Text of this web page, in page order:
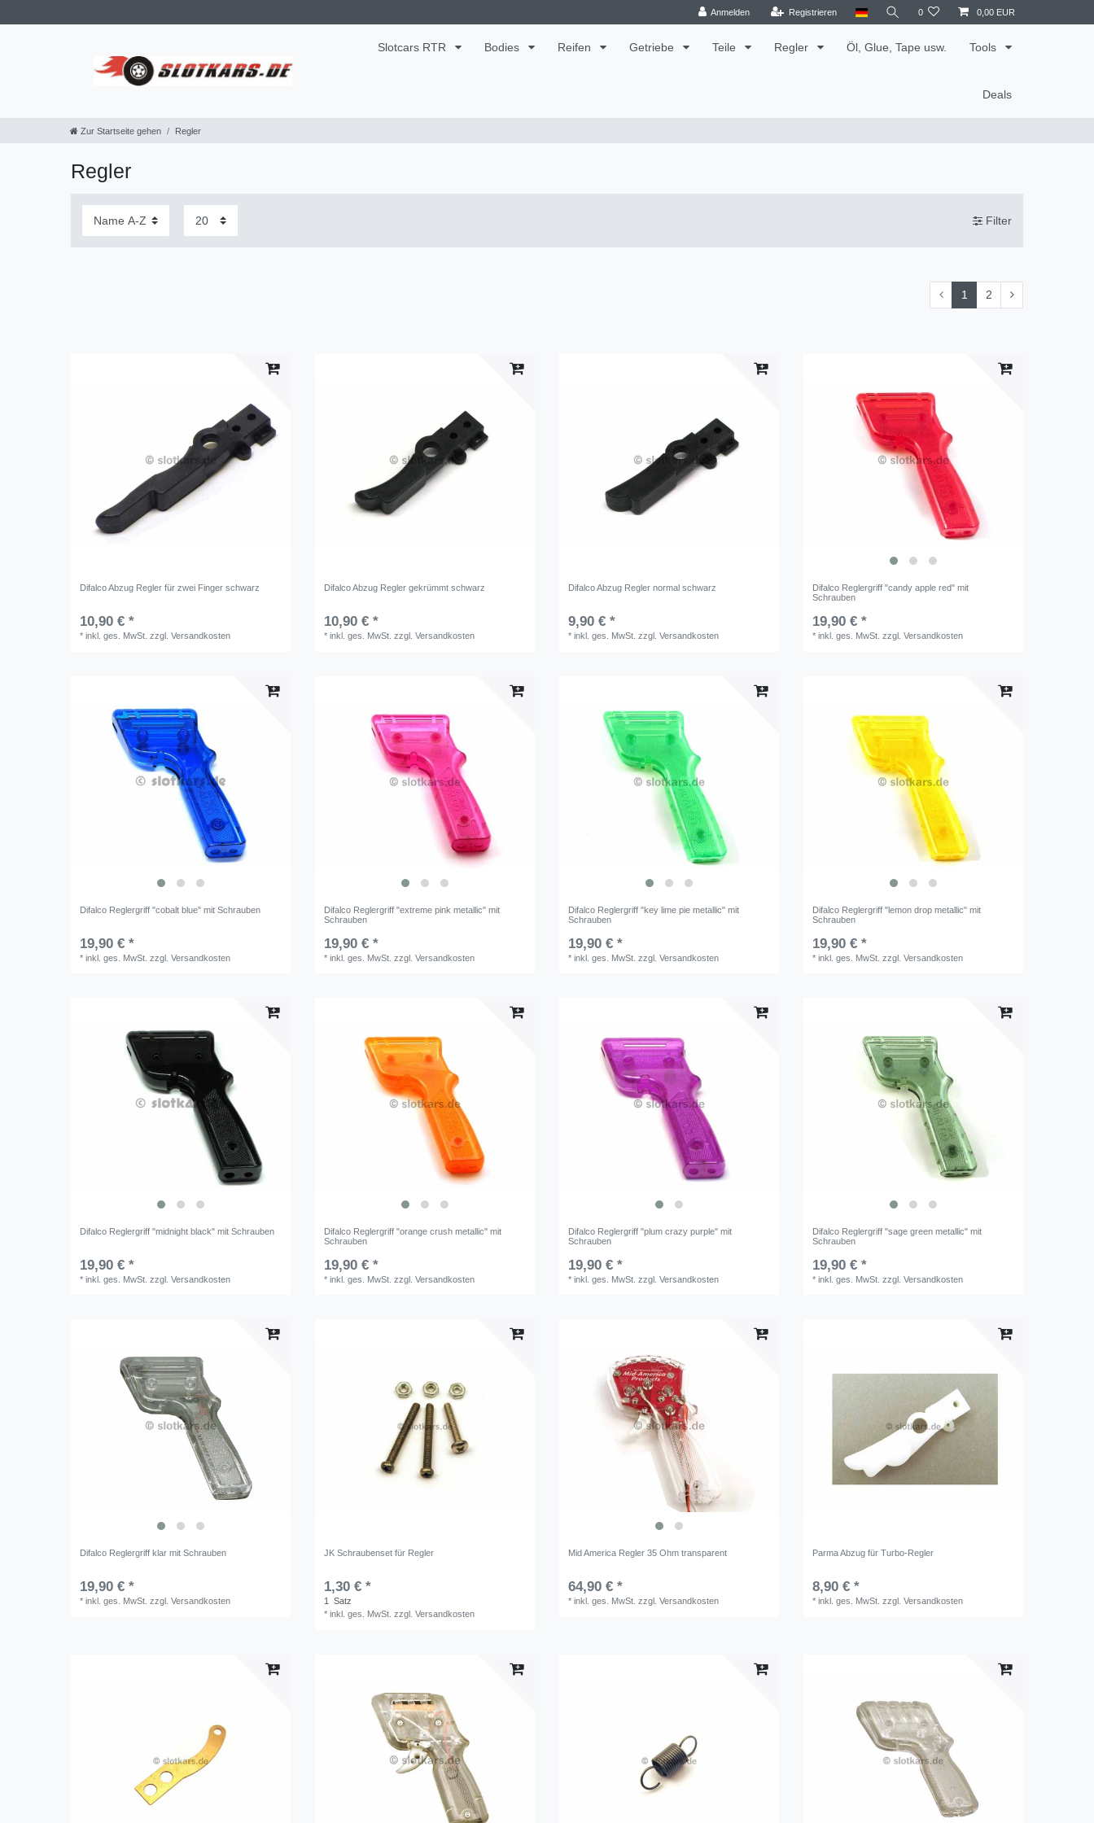
Anmelden Registrieren 0 0,00 EUR
Slotcars RTR Bodies Reifen Getriebe Teile Regler Öl, Glue, Tape usw. Tools
Deals
Zur Startseite gehen Regler
Regler
Filter
1 2
Difalco Abzug Regler für zwei Finger schwarz
10,90 € *
*inkl. ges. MwSt. zzgl.Versandkosten
Difalco Abzug Regler gekrümmt schwarz
10,90 € *
*inkl. ges. MwSt. zzgl.Versandkosten
Difalco Abzug Regler normal schwarz
9,90 € *
*inkl. ges. MwSt. zzgl.Versandkosten
Difalco Reglergriff "candy apple red" mit
Schrauben
19,90 € *
*inkl. ges. MwSt. zzgl.Versandkosten
Difalco Reglergriff "cobalt blue" mit Schrauben
19,90 € *
*inkl. ges. MwSt. zzgl.Versandkosten
Difalco Reglergriff "extreme pink metallic" mit
Schrauben
19,90 € *
*inkl. ges. MwSt. zzgl.Versandkosten
Difalco Reglergriff "key lime pie metallic" mit
Schrauben
19,90 € *
*inkl. ges. MwSt. zzgl.Versandkosten
Difalco Reglergriff "lemon drop metallic" mit
Schrauben
19,90 € *
*inkl. ges. MwSt. zzgl.Versandkosten
Difalco Reglergriff "midnight black" mit Schrauben
19,90 € *
*inkl. ges. MwSt. zzgl.Versandkosten
Difalco Reglergriff "orange crush metallic" mit
Schrauben
19,90 € *
*inkl. ges. MwSt. zzgl.Versandkosten
Difalco Reglergriff "plum crazy purple" mit
Schrauben
19,90 € *
*inkl. ges. MwSt. zzgl.Versandkosten
Difalco Reglergriff "sage green metallic" mit
Schrauben
19,90 € *
*inkl. ges. MwSt. zzgl.Versandkosten
Difalco Reglergriff klar mit Schrauben
19,90 € *
*inkl. ges. MwSt. zzgl.Versandkosten
JK Schraubenset für Regler
1,30 € *
1 Satz
*inkl. ges. MwSt. zzgl.Versandkosten
Mid America Regler 35 Ohm transparent
64,90 € *
*inkl. ges. MwSt. zzgl.Versandkosten
Parma Abzug für Turbo-Regler
8,90 € *
*inkl. ges. MwSt. zzgl.Versandkosten